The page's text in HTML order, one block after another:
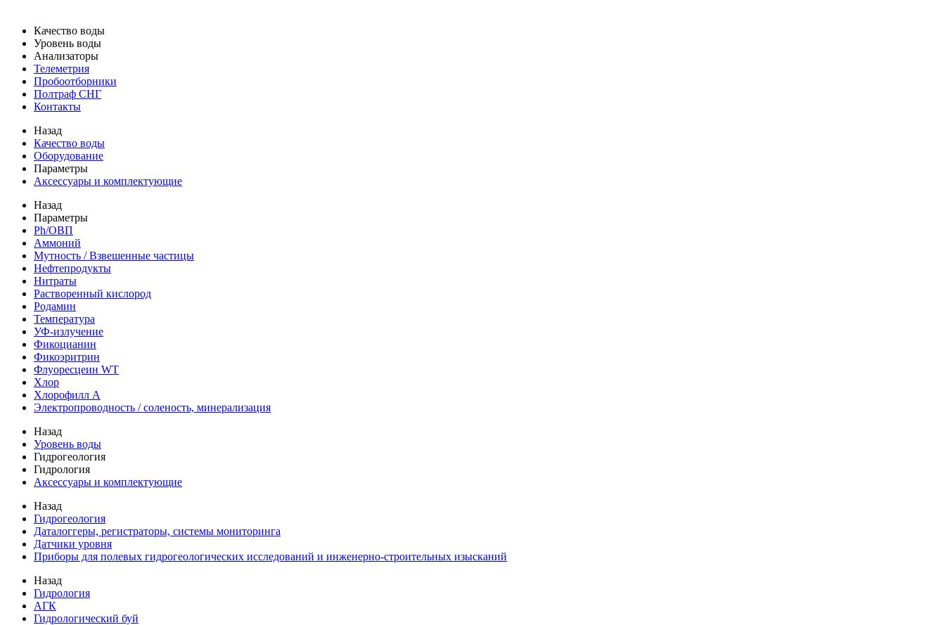
Качество воды
Уровень воды
Анализаторы
Телеметрия
Пробоотборники
Полтраф СНГ
Контакты
Назад
Качество воды
Оборудование
Параметры
Аксессуары и комплектующие
Назад
Параметры
Ph/ОВП
Аммоний
Мутность / Взвешенные частицы
Нефтепродукты
Нитраты
Растворенный кислород
Родамин
Температура
УФ-излучение
Фикоцианин
Фикоэритрин
Флуоресцеин WT
Хлор
Хлорофилл А
Электропроводность / соленость, минерализация
Назад
Уровень воды
Гидрогеология
Гидрология
Аксессуары и комплектующие
Назад
Гидрогеология
Даталоггеры, регистраторы, системы мониторинга
Датчики уровня
Приборы для полевых гидрогеологических исследований и инженерно-строительных изысканий
Назад
Гидрология
АГК
Гидрологический буй